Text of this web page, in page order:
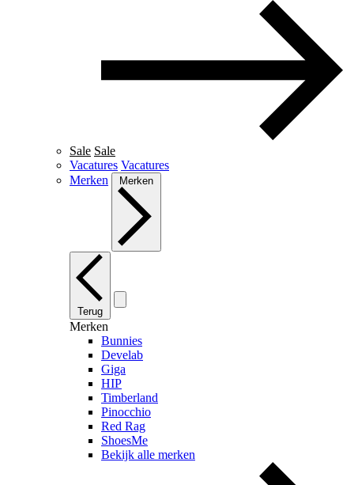
Sale Sale
Vacatures Vacatures
Merken
Merken
Terug
Merken
Bunnies
Develab
Giga
HIP
Timberland
Pinocchio
Red Rag
ShoesMe
Bekijk alle merken